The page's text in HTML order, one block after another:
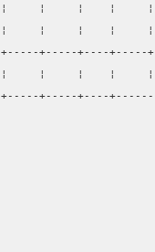
¦     ¦    ¦     ¦
¦     ¦     ¦    ¦     ¦
+-----+----+-----+
¦     ¦     ¦    ¦     ¦
+-----+----+------